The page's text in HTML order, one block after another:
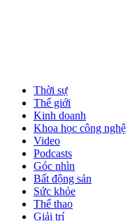
Thời sự
Thế giới
Kinh doanh
Khoa học công nghệ
Video
Podcasts
Góc nhìn
Bất động sản
Sức khỏe
Thể thao
Giải trí